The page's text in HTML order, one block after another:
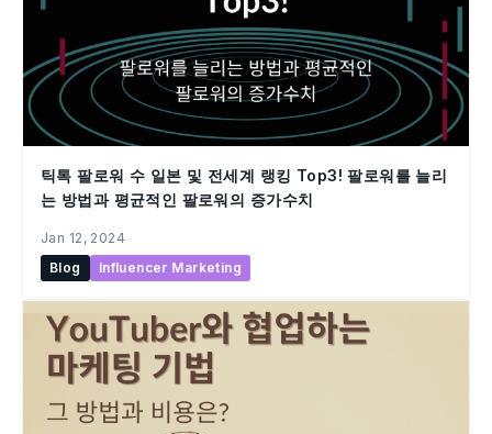
틱톡 팔로워 수 일본 및 전세계 랭킹 Top3! 팔로워를 늘리
는 방법과 평균적인 팔로워의 증가수치
Jan 12, 2024
Blog
Influencer Marketing